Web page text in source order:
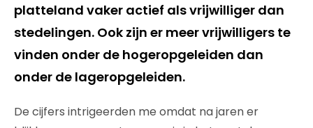
platteland vaker actief als vrijwilliger dan
stedelingen. Ook zijn er meer vrijwilligers te
vinden onder de hogeropgeleiden dan
onder de lageropgeleiden.
De cijfers intrigeerden me omdat na jaren er